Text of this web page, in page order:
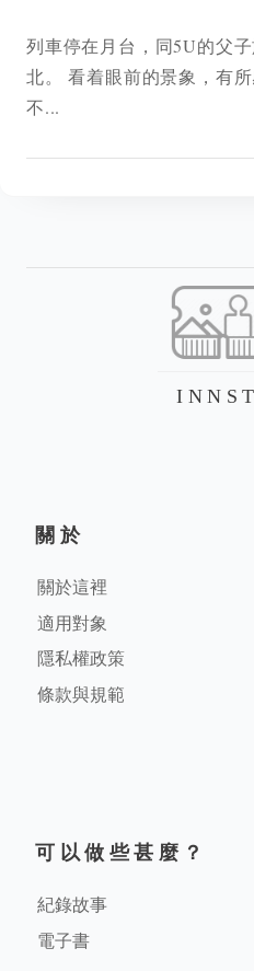
列車停在月台，同5U的父
北。 看着眼前的景象，有
不...
關於
關於這裡
適用對象
隱私權政策
條款與規範
可以做些甚麼？
紀錄故事
電子書